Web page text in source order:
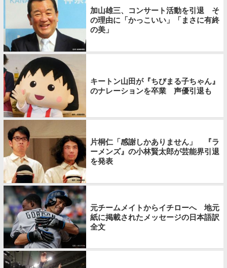
加山雄三、コンサート活動を引退 そ
の理由に「かっこいい」「まさに有終
の美」
キートン山田が『ちびまる子ちゃん』
のナレーションを卒業 声優引退も
片桐仁「感謝しかありません」 『ラ
ーメンズ』の小林賢太郎が芸能界引退
を発表
元チームメイトからイチローへ 地元
紙に掲載されたメッセージの日本語訳
全文